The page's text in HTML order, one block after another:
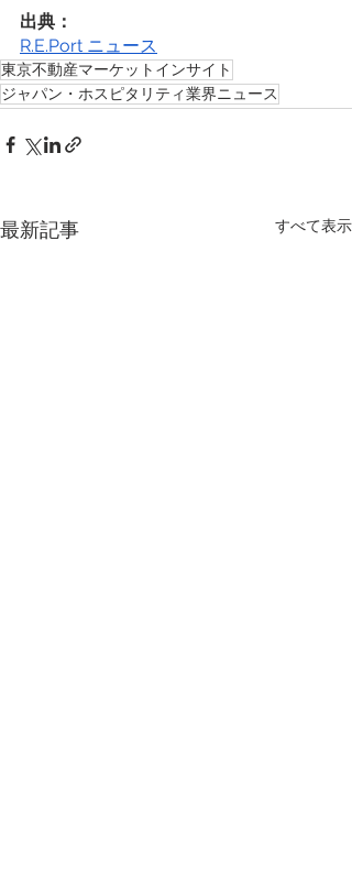
出典：
R.E.Port ニュース
東京不動産マーケットインサイト
ジャパン・ホスピタリティ業界ニュース
最新記事 すべて表示